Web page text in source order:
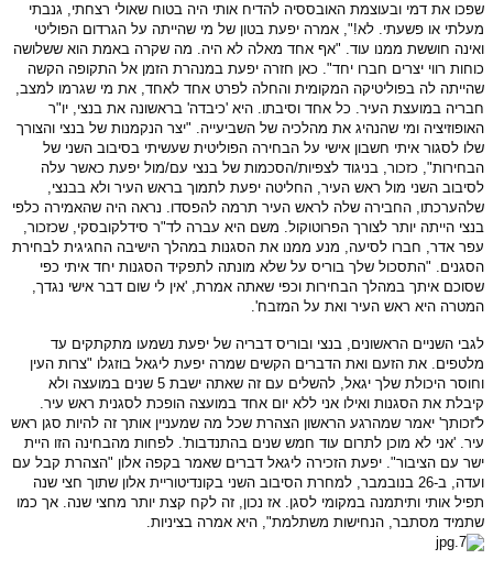
שפכו את דמי ובעוצמת האובססיה להדיח אותי היה בטוח שאולי רצחתי, גנבתי
מעלתי או פשעתי. לא!", אמרה יפעת בטון של מי שהייתה על הגרדום הפוליטי
ואינה חוששת ממנו עוד. "אף אחד מאלה לא היה. מה שקרה באמת הוא ששלושה
כוחות רווי יצרים חברו יחד". כאן חזרה יפעת במנהרת הזמן אל התקופה הקשה
שהייתה לה בפוליטיקה המקומית והחלה לפרט אחד לאחד, את מי שגרמו למצב,
חבריה במועצת העיר. כל אחד וסיבתו. היא 'כיבדה' בראשונה את בנצי, יו"ר
האופוזיציה ומי שהנהיג את מהלכיה של השביעייה. "יצר הנקמנות של בנצי והצורך
שלו לסגור איתי חשבון אישי על הבחירה הפוליטית שעשיתי בסיבוב השני של
הבחירות", כזכור, בניגוד לצפיות/הסכמות של בנצי עם/מול יפעת כאשר עלה
לסיבוב השני מול ראש העיר, החליטה יפעת לתמוך בראש העיר ולא בבנצי,
שלהערכתו, החבירה שלה לראש העיר תרמה להפסדו. נראה היה שהאמירה כלפי
בנצי הייתה יותר לצורך הפרוטוקול. משם היא עברה לד"ר סידלקובסקי, שכזכור,
עפר אדר, חברו לסיעה, מנע ממנו את הסגנות במהלך הישיבה החגיגית לבחירת
הסגנים. "התסכול שלך בוריס על שלא מונתה לתפקיד הסגנות יחד איתי כפי
שסוכם איתך במהלך הבחירות וכפי שאתה אמרת, 'אין לי שום דבר אישי נגדך,
המטרה היא ראש העיר ואת על המזבח'.
לגבי השניים הראשונים, בנצי ובוריס דבריה של יפעת נשמעו מתקתקים עד
מלטפים. את הזעם ואת הדברים הקשים שמרה יפעת ליגאל בוזגלו "צרות העין
וחוסר היכולת שלך יגאל, להשלים עם זה שאתה ישבת 5 שנים במועצה ולא
קיבלת את הסגנות ואילו אני ללא יום אחד במועצה הופכת לסגנית ראש עיר.
ל'זכותך' יאמר שמהרגע הראשון הצהרת שכל מה שמעניין אותך זה להיות סגן ראש
עיר. 'אני לא מוכן לתרום עוד חמש שנים בהתנדבות'. לפחות מהבחינה הזו היית
ישר עם הציבור". יפעת הזכירה ליגאל דברים שאמר בקפה אלון "הצהרת קבל עם
ועדה, ב-26 בנובמבר, למחרת הסיבוב השני בקונדיטוריית אלון שתוך חצי שנה
תפיל אותי ותיתמנה במקומי לסגן. אז נכון, זה לקח קצת יותר מחצי שנה. אך כמו
שתמיד מסתבר, הנחישות משתלמת", היא אמרה בציניות.